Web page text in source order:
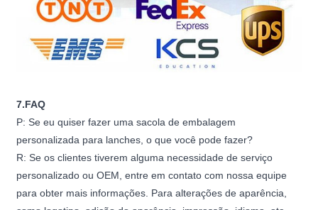
7.FAQ
P: Se eu quiser fazer uma sacola de embalagem
personalizada para lanches, o que você pode fazer?
R: Se os clientes tiverem alguma necessidade de serviço
personalizado ou OEM, entre em contato com nossa equipe
para obter mais informações. Para alterações de aparência,